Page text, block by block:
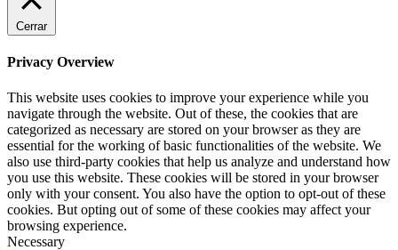
Cerrar
Privacy Overview
This website uses cookies to improve your experience while you
navigate through the website. Out of these, the cookies that are
categorized as necessary are stored on your browser as they are
essential for the working of basic functionalities of the website. We
also use third-party cookies that help us analyze and understand how
you use this website. These cookies will be stored in your browser
only with your consent. You also have the option to opt-out of these
cookies. But opting out of some of these cookies may affect your
browsing experience.
Necessary